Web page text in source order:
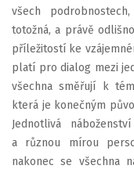
všech
totožná, a právě
příležitostí ke
platí pro dialog mezi
všechna směřují k
která je konečným
Jednotlivá
a různou mírou
nakonec se všechna